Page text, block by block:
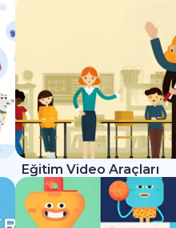
Eğitim Video Araçları